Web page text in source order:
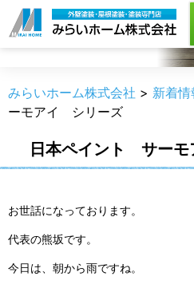
新着情報
みらいホーム株式会社 > 新着情
ーモアイ シリーズ
日本ペイント サー
お世話になっております。
代表の熊坂です。
今日は、朝から雨ですね。